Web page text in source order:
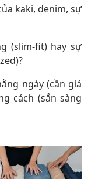
kaki, denim, sự
(slim-fit) hay sự
ngày (cần giá
cách (sẵn sàng